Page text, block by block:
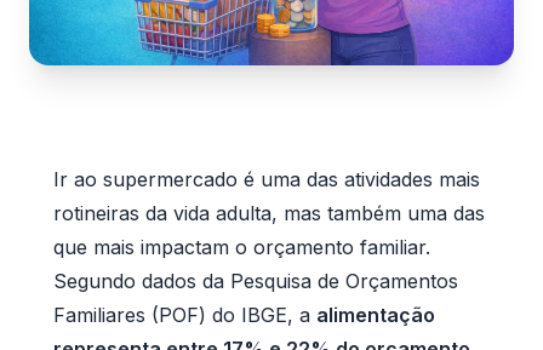
Ir ao supermercado é uma das atividades mais
rotineiras da vida adulta, mas também uma das
que mais impactam o orçamento familiar.
Segundo dados da Pesquisa de Orçamentos
Familiares (POF) do IBGE, a alimentação